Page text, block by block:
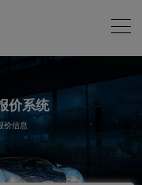
价系统
价信息